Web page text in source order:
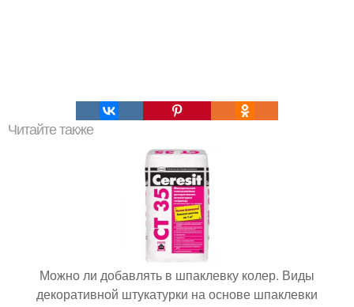
Читайте также
Можно ли добавлять в шпаклевку колер. Виды
декоративной штукатурки на основе шпаклевки